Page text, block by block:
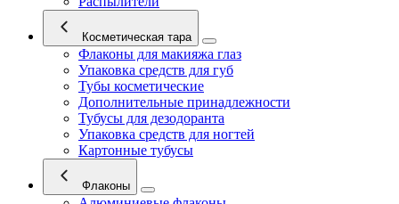
Косметическая тара
Флаконы для макияжа глаз
Упаковка средств для губ
Тубы косметические
Дополнительные принадлежности
Тубусы для дезодоранта
Упаковка средств для ногтей
Картонные тубусы
Флаконы